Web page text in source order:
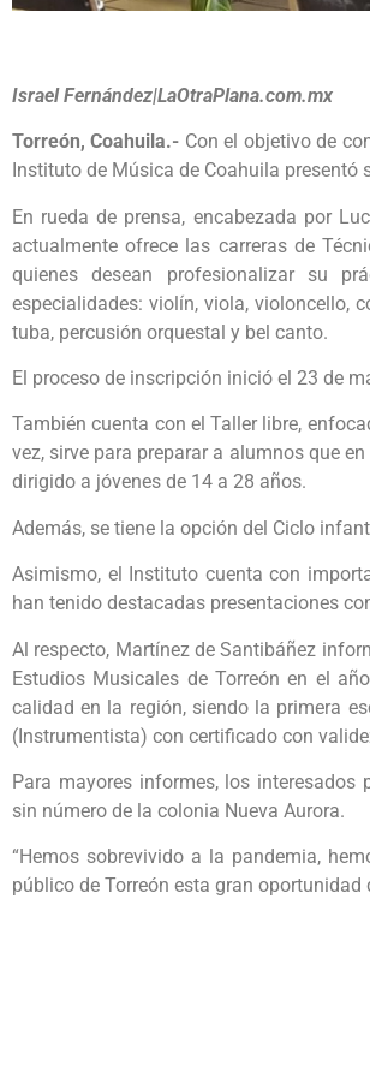
Israel Fernández|LaOtraPlana.com.mx
Torreón, Coahuila.- Con el objetivo de
Instituto de Música de Coahuila
En rueda de prensa, encabezada por
actualmente ofrece las carreras de
quienes desean profesionalizar su
especialidades: violín, viola, violoncello,
tuba, percusión orquestal y bel canto.
El proceso de inscripción inició el 23 de
También cuenta con el Taller libre,
vez, sirve para preparar a alumnos que
dirigido a jóvenes de 14 a 28 años.
Además, se tiene la opción del Ciclo
Asimismo, el Instituto cuenta con
han tenido destacadas presentaciones
Al respecto, Martínez de Santibáñez
Estudios Musicales de Torreón en el
calidad en la región, siendo la primera
(Instrumentista) con certificado con
Para mayores informes, los interesados
sin número de la colonia Nueva Aurora.
“Hemos sobrevivido a la pandemia,
público de Torreón esta gran